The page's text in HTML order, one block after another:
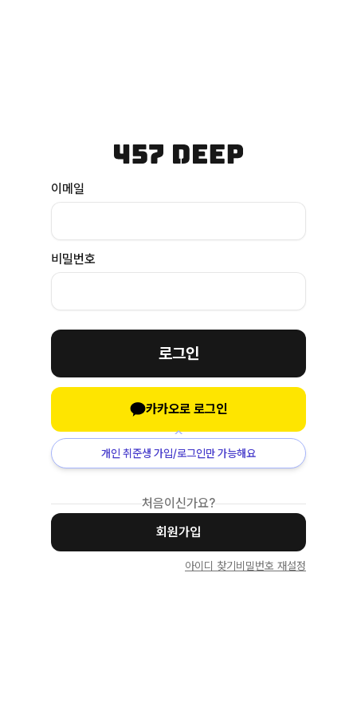
이메일
비밀번호
로그인
카카오로 로그인
개인 취준생 가입/로그인만 가능해요
처음이신가요?
회원가입
아이디 찾기 비밀번호 재설정